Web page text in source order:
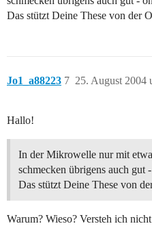
Das stützt Deine These von der
Jo1_a88223 25. August 2004
7
Hallo!
In der Mikrowelle nur mit
schmecken übrigens auch gut
Das stützt Deine These von
Warum? Wieso? Versteh ich